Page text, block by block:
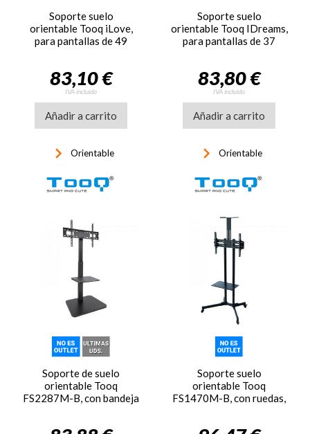
Soporte suelo
orientable Tooq iLove,
para pantallas de 49
83,10 €
IVA incluido
Añadir a carrito
keyboard_arrow_right Orientable
Soporte suelo
orientable Tooq IDreams,
para pantallas de 37
83,80 €
IVA incluido
Añadir a carrito
keyboard_arrow_right Orientable
Soporte de suelo
orientable Tooq
FS2287M-B, con bandeja
Soporte suelo
orientable Tooq
FS1470M-B, con ruedas,